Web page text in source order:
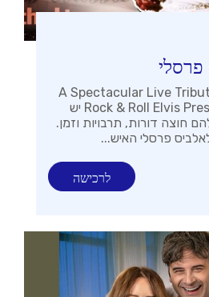
פרסלי
A Spectacular Live
Rock & Roll Elvis Presley Tribute Show יש
חוצה דורות, תרבויות וזמן.
פרסלי האיש...
לרכישה